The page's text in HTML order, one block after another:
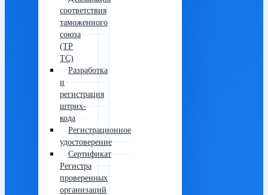
соответствия
таможенного
союза
(ТР
ТС)
Разработка
и
регистрация
штрих-
кода
Регистрационное
удостоверение
Сертификат
Регистра
проверенных
организаций